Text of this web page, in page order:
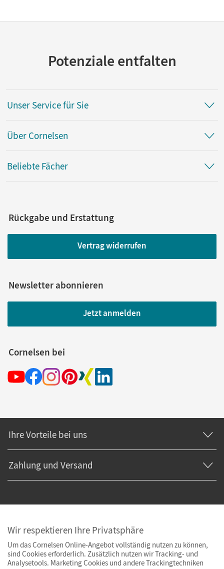
Potenziale entfalten
Unser Service für Sie
Über Cornelsen
Beliebte Fächer
Rückgabe und Erstattung
Vertrag widerrufen
Newsletter abonnieren
Jetzt anmelden
Cornelsen bei
Ihre Vorteile bei uns
Zahlung und Versand
Wir respektieren Ihre Privatsphäre
Um das Cornelsen Online-Angebot vollständig nutzen zu können,
sind Cookies erforderlich. Zusätzlich nutzen wir Tracking- und
Analysetools. Marketing Cookies und andere Trackingtechniken